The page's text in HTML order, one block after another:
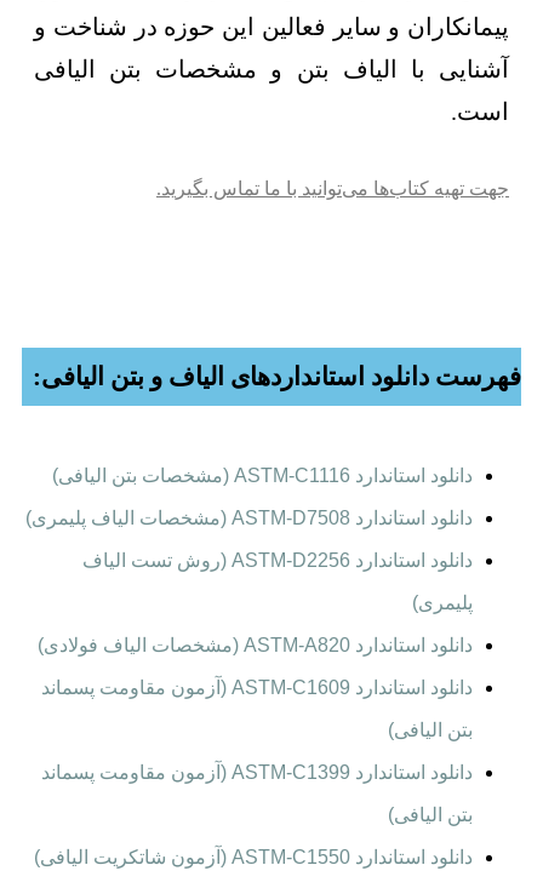
پیمانکاران و سایر فعالین این حوزه در شناخت و
آشنایی با الیاف بتن و مشخصات بتن الیافی
است.
جهت تهیه کتاب‌ها می‌توانید با ما تماس بگیرید.
فهرست دانلود استانداردهای الیاف و بتن الیافی:
دانلود استاندارد ASTM-C1116 (مشخصات بتن الیافی)
دانلود استاندارد ASTM-D7508 (مشخصات الیاف پلیمری)
دانلود استاندارد ASTM-D2256 (روش تست الیاف
پلیمری)
دانلود استاندارد ASTM-A820 (مشخصات الیاف فولادی)
دانلود استاندارد ASTM-C1609 (آزمون مقاومت پسماند
بتن الیافی)
دانلود استاندارد ASTM-C1399 (آزمون مقاومت پسماند
بتن الیافی)
دانلود استاندارد ASTM-C1550 (آزمون شاتکریت الیافی)